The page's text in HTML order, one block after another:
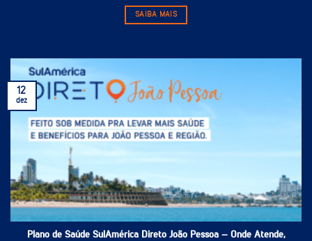
SAIBA MAIS
Plano de Saúde SulAmérica Direto João Pessoa – Onde Atende,
12
dez